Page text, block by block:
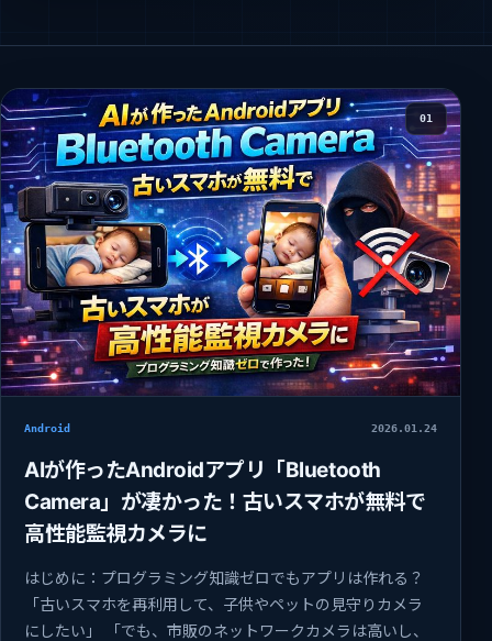
01
Android 2026.01.24
AIが作ったAndroidアプリ「Bluetooth
Camera」が凄かった！古いスマホが無料で
高性能監視カメラに
はじめに：プログラミング知識ゼロでもアプリは作れる？
「古いスマホを再利用して、子供やペットの見守りカメラ
にしたい」 「でも、市販のネットワークカメラは高いし、